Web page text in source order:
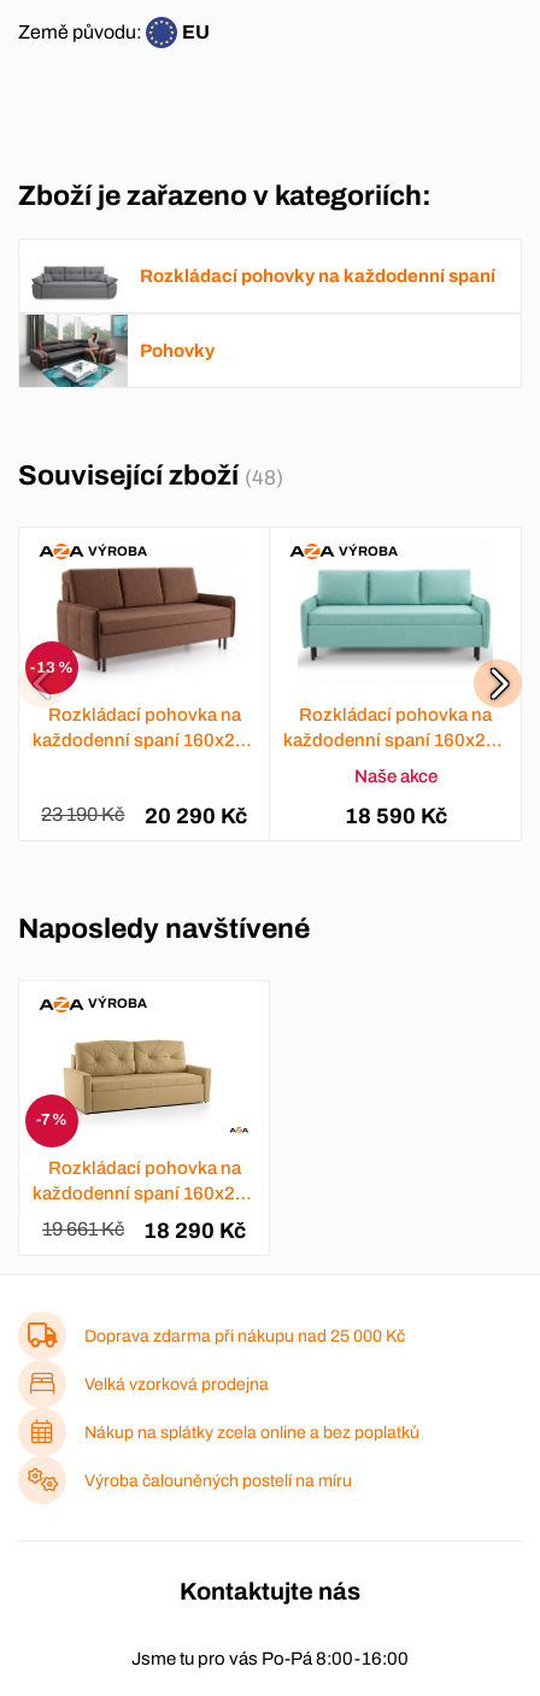
Země původu: EU
Zboží je zařazeno v kategoriích:
Rozkládací pohovky na každodenní spaní
Pohovky
Související zboží (48)
VÝROBA
-13 %
Rozkládací pohovka na
každodenní spaní 160x200
23 190 Kč 20 290 Kč
VÝROBA
Rozkládací pohovka na
každodenní spaní 160x200
Gama 8
Naše akce
18 590 Kč
Naposledy navštívené
VÝROBA
-7 %
Rozkládací pohovka na
každodenní spaní 160x200
Longin 5
19 661 Kč 18 290 Kč
Doprava zdarma při nákupu nad 25 000 Kč
Velká vzorková prodejna
Nákup na splátky zcela online a bez poplatků
Výroba čalouněných postelí na míru
Kontaktujte nás
Jsme tu pro vás Po-Pá 8:00-16:00